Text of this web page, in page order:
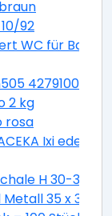
92
WC für Bad +
42791000
2 kg
rosa
Ixi
H 30-38
35 x 35 x